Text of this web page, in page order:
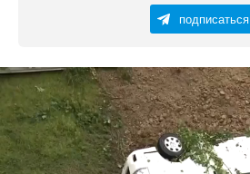
подписаться